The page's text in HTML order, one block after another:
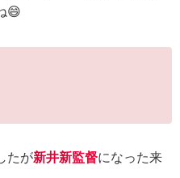
😄
たが新井新監督になった来